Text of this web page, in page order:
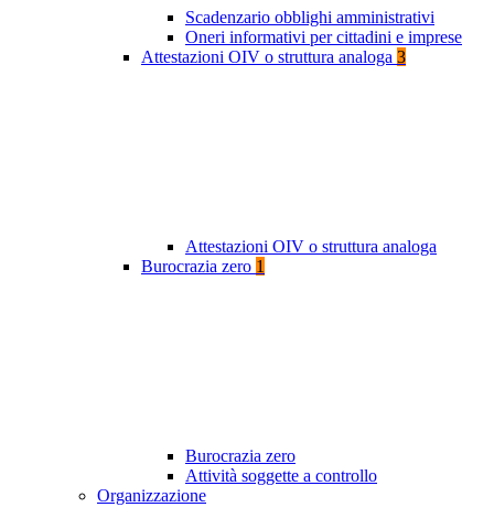
Scadenzario obblighi amministrativi
Oneri informativi per cittadini e imprese
Attestazioni OIV o struttura analoga 3
Attestazioni OIV o struttura analoga
Burocrazia zero 1
Burocrazia zero
Attività soggette a controllo
Organizzazione